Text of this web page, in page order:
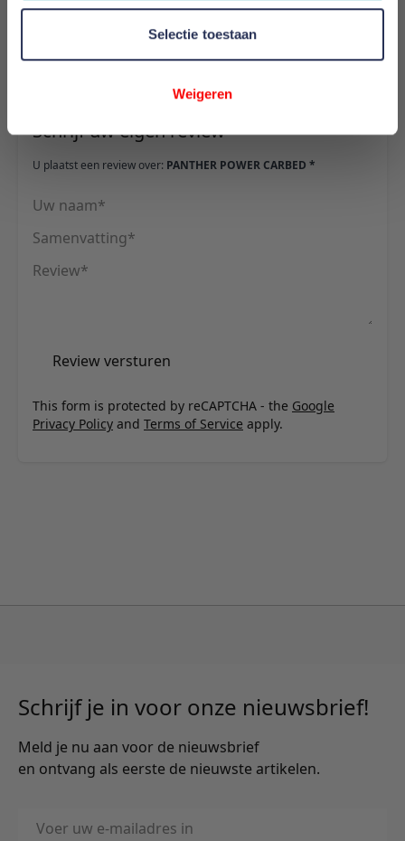
Selectie toestaan
Weigeren
Reviews
Schrijf uw eigen review
U plaatst een review over: PANTHER POWER CARBED *
Uw naam
Samenvatting
Review
Review versturen
This form is protected by reCAPTCHA - the Google
Privacy Policy and Terms of Service apply.
60 cm
Schrijf je in voor onze nieuwsbrief!
Meld je nu aan voor de nieuwsbrief
en ontvang als eerste de nieuwste artikelen.
E-mailadres